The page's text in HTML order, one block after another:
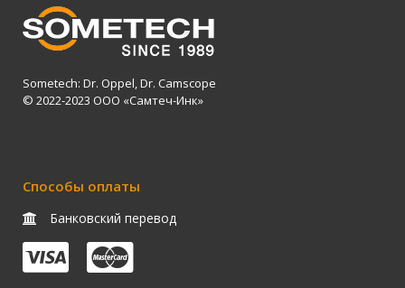
Sometech: Dr. Oppel, Dr. Camscope
© 2022-2023 ООО «Самтеч-Инк»
Способы оплаты
Банковский перевод